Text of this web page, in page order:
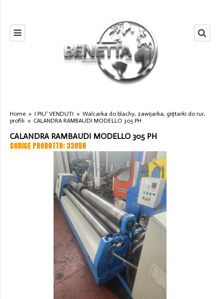
Home » I PIU' VENDUTI » Walcarka do blachy, zawijarka, giętarki do rur,
profili » CALANDRA RAMBAUDI MODELLO 305 PH
CALANDRA RAMBAUDI MODELLO 305 PH
CODICE PRODOTTO: 33858